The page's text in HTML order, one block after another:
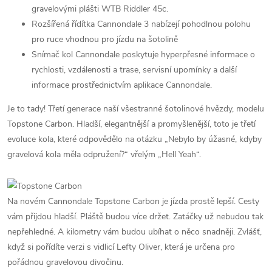
gravelovými plášti WTB Riddler 45c.
Rozšířená řídítka Cannondale 3 nabízejí pohodlnou polohu
pro ruce vhodnou pro jízdu na šotolině
Snímač kol Cannondale poskytuje hyperpřesné informace o
rychlosti, vzdálenosti a trase, servisní upomínky a další
informace prostřednictvím aplikace Cannondale.
Je to tady! Třetí generace naší všestranné šotolinové hvězdy, modelu
Topstone Carbon. Hladší, elegantnější a promyšlenější, toto je třetí
evoluce kola, které odpovědělo na otázku „Nebylo by úžasné, kdyby
gravelová kola měla odpružení?“ vřelým „Hell Yeah“.
Na novém Cannondale Topstone Carbon je jízda prostě lepší. Cesty
vám přijdou hladší. Pláště budou více držet. Zatáčky už nebudou tak
nepřehledné. A kilometry vám budou ubíhat o něco snadněji. Zvlášť,
když si pořídíte verzi s vidlicí Lefty Oliver, která je určena pro
pořádnou gravelovou divočinu.